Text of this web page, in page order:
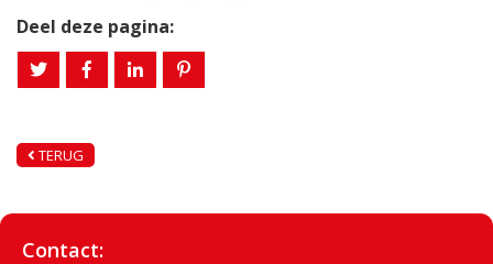
Deel deze pagina:
TERUG
Contact: